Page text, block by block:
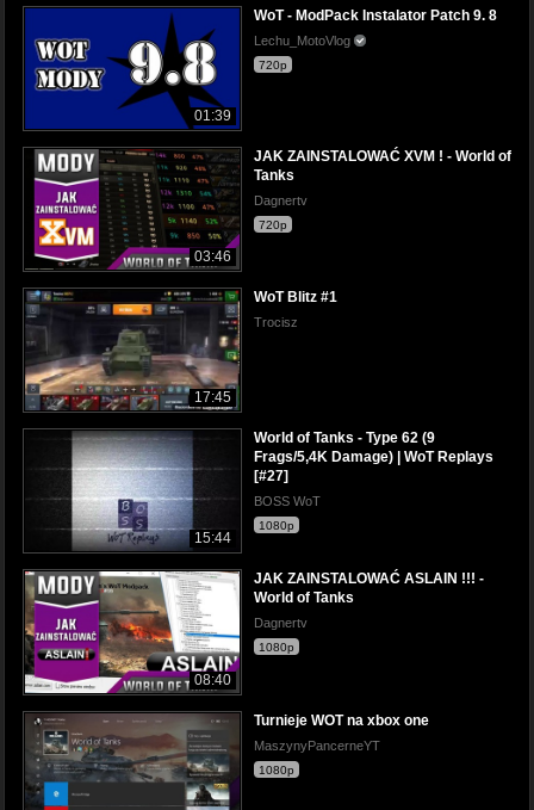
01:39
WoT - ModPack Instalator Patch 9. 8
Lechu_MotoVlog
720p
03:46
JAK ZAINSTALOWAĆ XVM ! - World of
Tanks
Dagnertv
720p
17:45
WoT Blitz #1
Trocisz
15:44
World of Tanks - Type 62 (9
Frags/5,4K Damage) | WoT Replays
[#27]
BOSS WoT
1080p
08:40
JAK ZAINSTALOWAĆ ASLAIN !!! -
World of Tanks
Dagnertv
1080p
Turnieje WOT na xbox one
MaszynyPancerneYT
1080p